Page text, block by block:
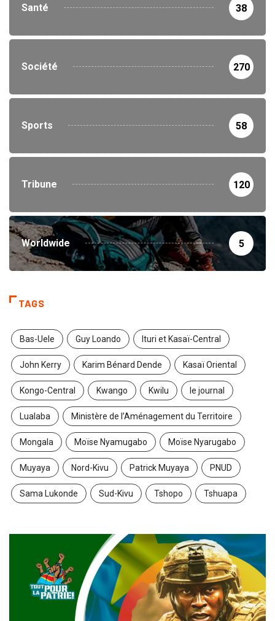
Santé 38
Société 270
Sports 58
Tribune 120
Worldwide 5
TAGS
Bas-Uele Guy Loando Ituri et Kasaï-Central
John Kerry Karim Bénard Dende Kasaï Oriental
Kongo-Central Kwango Kwilu le journal
Lualaba Ministère de l’Aménagement du Territoire
Mongala Moïse Nyamugabo Moïse Nyarugabo
Muyaya Nord-Kivu Patrick Muyaya PNUD
Sama Lukonde Sud-Kivu Tshopo Tshuapa